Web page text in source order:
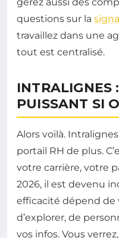
questions sur la
travaillez dans une
tout est centralisé.
INTRALIGNES
PUISSANT SI
Alors voilà.
portail RH de plus.
votre carrière, votre
2026, il est devenu
efficacité dépend de
d’explorer, de
vos infos. Vous